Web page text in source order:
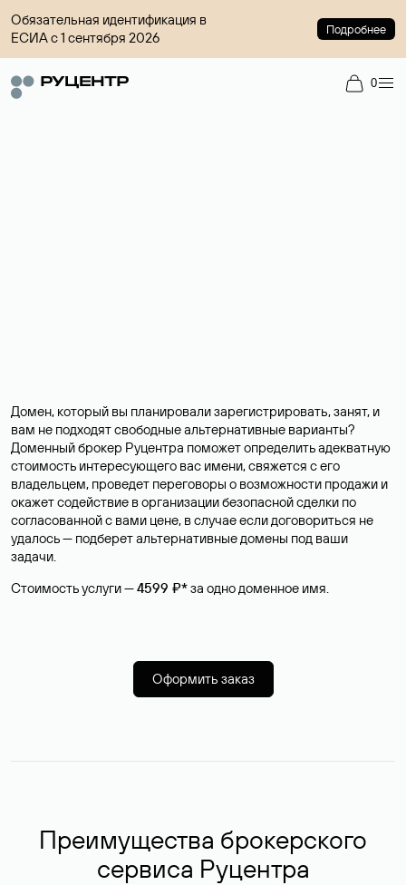
Обязательная идентификация в
ЕСИА с 1 сентября 2026
Подробнее
0
Домен, который вы планировали зарегистрировать, занят, и
вам не подходят свободные альтернативные варианты?
Доменный брокер Руцентра поможет определить адекватную
стоимость интересующего вас имени, свяжется с его
владельцем, проведет переговоры о возможности продажи и
окажет содействие в организации безопасной сделки по
согласованной с вами цене, в случае если договориться не
удалось — подберет альтернативные домены под ваши
задачи.
Стоимость услуги —4599 ₽*за одно доменное имя.
Оформить заказ
Преимущества брокерского
сервиса Руцентра